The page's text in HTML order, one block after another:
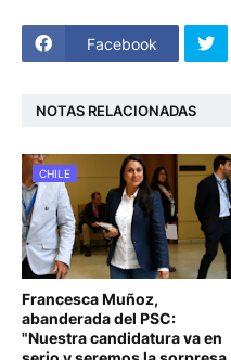
Facebook
NOTAS RELACIONADAS
CHILE
Francesca Muñoz,
abanderada del PSC:
"Nuestra candidatura va en